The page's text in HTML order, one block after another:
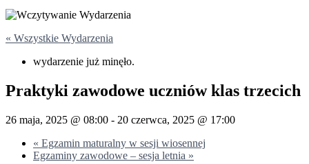
« Wszystkie Wydarzenia
wydarzenie już minęło.
Praktyki zawodowe uczniów klas trzecich
26 maja, 2025 @ 08:00 - 20 czerwca, 2025 @ 17:00
« Egzamin maturalny w sesji wiosennej
Egzaminy zawodowe – sesja letnia »